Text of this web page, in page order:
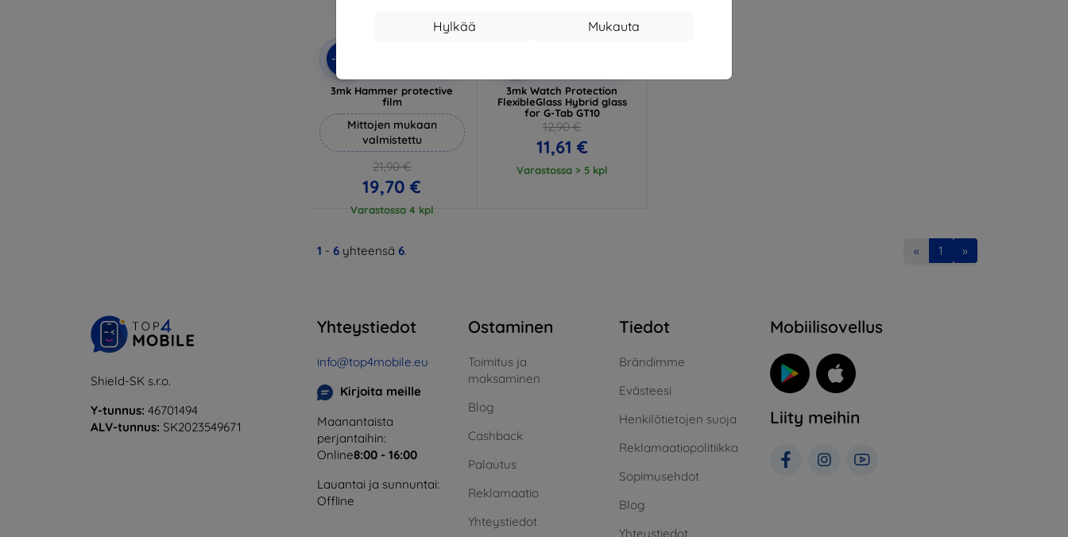
Mukauta
Hylkää
-10%
3mk Hammer protective
film
Mittojen mukaan
valmistettu
21,90 €
19,70 €
Varastossa 4 kpl
3mk Watch Protection
FlexibleGlass Hybrid glass
for G-Tab GT10
12,90 €
11,61 €
Varastossa > 5 kpl
1 - 6 yhteensä 6. « 1 »
Shield-SK s.r.o.
Y-tunnus: 46701494
ALV-tunnus: SK2023549671
Yhteystiedot
info@top4mobile.eu
Kirjoita meille
Maanantaista
perjantaihin:
Online8:00 - 16:00
Lauantai ja sunnuntai:
Offline
Ostaminen
Toimitus ja
maksaminen
Blog
Cashback
Palautus
Reklamaatio
Yhteystiedot
Tiedot
Brändimme
Evästeesi
Henkilötietojen suoja
Reklamaatiopolitiikka
Sopimusehdot
Blog
Yhteystiedot
Mobiilisovellus
Liity meihin